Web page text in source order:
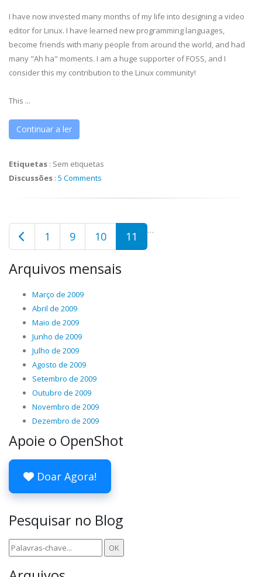
I have now invested many months of my life into designing a video
editor for Linux. I have learned new programming languages,
become friends with many people from around the world, and had
many "Ah ha" moments. I am a huge supporter of FOSS, and I
consider this my contribution to the Linux community!
This ...
Continuar a ler
Etiquetas : Sem etiquetas
Discussões : 5 Comments
1 …
9 10 11
Arquivos mensais
Março de 2009
Abril de 2009
Maio de 2009
Junho de 2009
Julho de 2009
Agosto de 2009
Setembro de 2009
Outubro de 2009
Novembro de 2009
Dezembro de 2009
Apoie o OpenShot
Doar Agora!
Pesquisar no Blog